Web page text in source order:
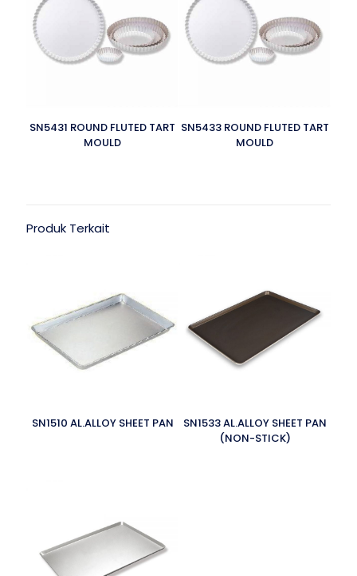
SN5431 ROUND FLUTED TART
MOULD
SN5433 ROUND FLUTED TART
MOULD
Produk Terkait
SN1510 AL.ALLOY SHEET PAN
SN1533 AL.ALLOY SHEET PAN
(NON-STICK)